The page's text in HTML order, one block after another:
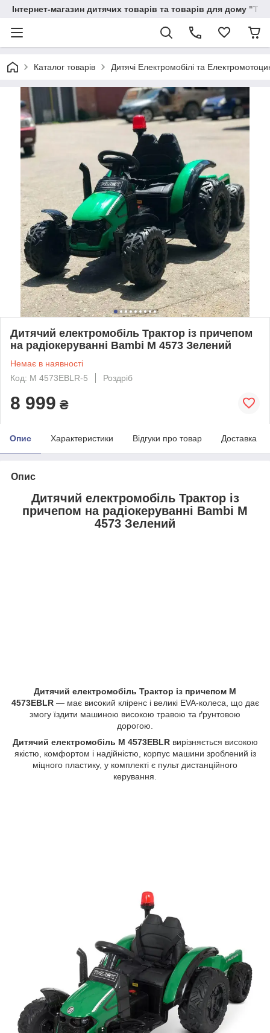
Інтернет-магазин дитячих товарів та товарів для дому
Каталог товарів Дитячі Електромобілі та
Дитячий електромобіль Трактор із причепом
на радіокеруванні Bambi M 4573 Зелений
Немає в наявності
Код: M 4573EBLR-5
Роздріб
8 999 ₴
Опис Характеристики Відгуки про товар Доставка
Опис
Дитячий електромобіль Трактор із
причепом на радіокеруванні Bambi M
4573 Зелений
Дитячий електромобіль Трактор із причепом M
4573EBLR— має високий кліренс і великі EVA-колеса, що дає
змогу їздити машиною високою травою та ґрунтовою
дорогою.
Дитячий електромобіль M 4573EBLRвирізняється високою
якістю, комфортом і надійністю, корпус машини зроблений із
міцного пластику, у комплекті є пульт дистанційного
керування.